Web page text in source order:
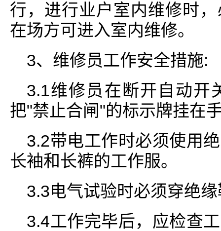
行，进行业户室内维修时
在场方可进入室内维修。
3、维修员工作安全措施:
3.1维修员在断开自动开
把"禁止合闸"的标示牌挂在
3.2带电工作时必须使用
长袖和长裤的工作服。
3.3电气试验时必须穿绝
3.4工作完毕后，应检查